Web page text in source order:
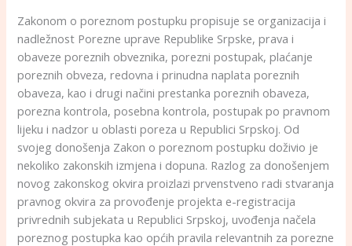
Zakonom o poreznom postupku propisuje se organizacija i
nadležnost Porezne uprave Republike Srpske, prava i
obaveze poreznih obveznika, porezni postupak, plaćanje
poreznih obveza, redovna i prinudna naplata poreznih
obaveza, kao i drugi načini prestanka poreznih obaveza,
porezna kontrola, posebna kontrola, postupak po pravnom
lijeku i nadzor u oblasti poreza u Republici Srpskoj. Od
svojeg donošenja Zakon o poreznom postupku doživio je
nekoliko zakonskih izmjena i dopuna. Razlog za donošenjem
novog zakonskog okvira proizlazi prvenstveno radi stvaranja
pravnog okvira za provođenje projekta e-registracija
privrednih subjekata u Republici Srpskoj, uvođenja načela
poreznog postupka kao općih pravila relevantnih za porezne